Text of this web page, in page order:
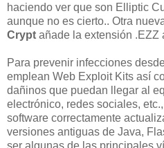
haciendo ver que son Elliptic
aunque no es cierto.. Otra
Crypt añade la extensión .EZZ
Para prevenir infecciones
emplean Web Exploit Kits así
dañinos que puedan llegar al
electrónico, redes sociales,
software correctamente
versiones antiguas de Java,
ser algunas de las principales